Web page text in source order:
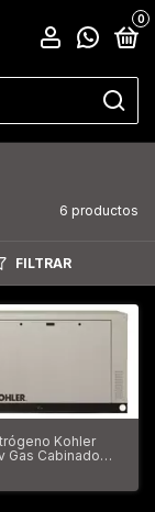
0
6 productos
FILTRAR
Kohler
Gas Cabinado